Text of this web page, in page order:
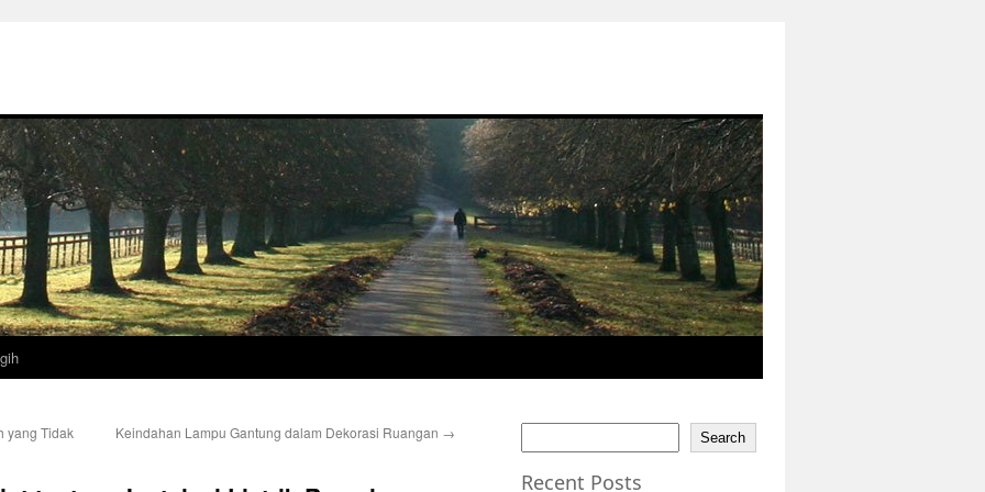
yang Tidak
Keindahan Lampu Gantung dalam Dekorasi Ruangan → Search
Recent Posts